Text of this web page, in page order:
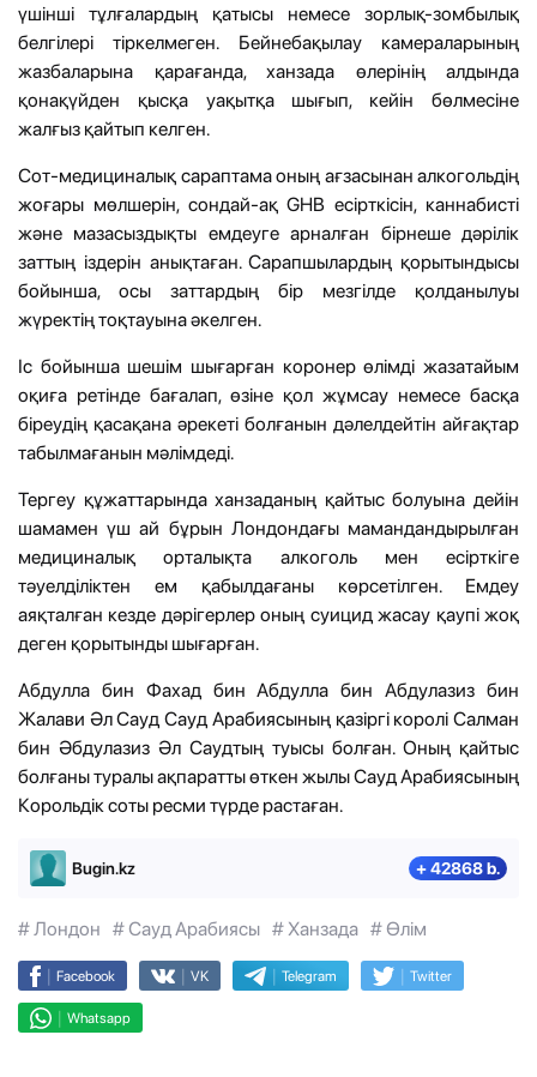
үшінші тұлғалардың қатысы немесе зорлық-зомбылық
белгілері тіркелмеген. Бейнебақылау камераларының
жазбаларына қарағанда, ханзада өлерінің алдында
қонақүйден қысқа уақытқа шығып, кейін бөлмесіне
жалғыз қайтып келген.
Сот-медициналық сараптама оның ағзасынан алкогольдің
жоғары мөлшерін, сондай-ақ GHB есірткісін, каннабисті
және мазасыздықты емдеуге арналған бірнеше дәрілік
заттың іздерін анықтаған. Сарапшылардың қорытындысы
бойынша, осы заттардың бір мезгілде қолданылуы
жүректің тоқтауына әкелген.
Іс бойынша шешім шығарған коронер өлімді жазатайым
оқиға ретінде бағалап, өзіне қол жұмсау немесе басқа
біреудің қасақана әрекеті болғанын дәлелдейтін айғақтар
табылмағанын мәлімдеді.
Тергеу құжаттарында ханзаданың қайтыс болуына дейін
шамамен үш ай бұрын Лондондағы мамандандырылған
медициналық орталықта алкоголь мен есірткіге
тәуелділіктен ем қабылдағаны көрсетілген. Емдеу
аяқталған кезде дәрігерлер оның суицид жасау қаупі жоқ
деген қорытынды шығарған.
Абдулла бин Фахад бин Абдулла бин Абдулазиз бин
Жалави Әл Сауд Сауд Арабиясының қазіргі королі Салман
бин Әбдулазиз Әл Саудтың туысы болған. Оның қайтыс
болғаны туралы ақпаратты өткен жылы Сауд Арабиясының
Корольдік соты ресми түрде растаған.
Bugin.kz + 42868 b.
# Лондон # Сауд Арабиясы # Ханзада # Өлім
| Facebook | VK | Telegram | Twitter
| Whatsapp